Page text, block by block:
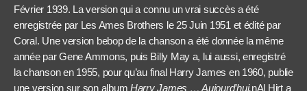
Février 1939. La version qui a connu un vrai succès a été
enregistrée par Les Ames Brothers le 25 Juin 1951 et édité par
Coral. Une version bebop de la chanson a été donnée la même
année par Gene Ammons, puis Billy May a, lui aussi, enregistré
la chanson en 1955, pour qu’au final Harry James en 1960, publie
une version sur son album Harry James … Aujourd’hui.nAl Hirt a